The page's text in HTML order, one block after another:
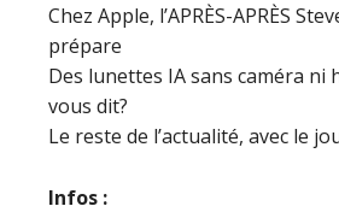
Chez Apple, l’APRÈS-APRÈS
prépare
Des lunettes IA sans caméra ni
vous dit?
Le reste de l’actualité, avec le
Infos :